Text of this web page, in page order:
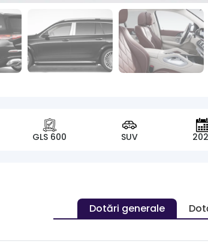
GLS 600 SUV
Dotări generale